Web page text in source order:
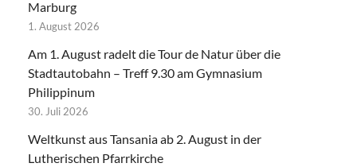
Marburg
1. August 2026
Am 1. August radelt die Tour de Natur über die
Stadtautobahn – Treff 9.30 am Gymnasium
Philippinum
30. Juli 2026
Weltkunst aus Tansania ab 2. August in der
Lutherischen Pfarrkirche